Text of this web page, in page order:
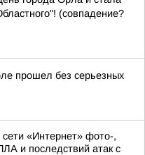
(совпадение?
прошел без серьезных
«Интернет» фото-,
и последствий атак с